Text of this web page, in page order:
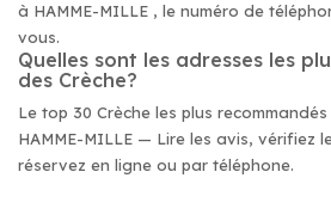
à HAMME-MILLE , le numéro de
vous.
Quelles sont les adresses les
des Crèche?
Le top 30 Crèche les plus
HAMME-MILLE — Lire les avis, vérifiez
réservez en ligne ou par téléphone.